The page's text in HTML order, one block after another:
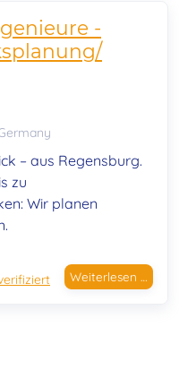
-
– aus Regensburg.
zu
Wir planen
Weiterlesen …